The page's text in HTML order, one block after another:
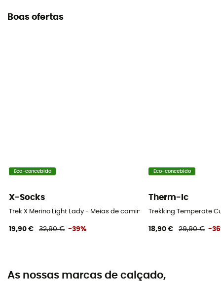
Boas ofertas
Eco-concebido
X-Socks
Trek X Merino Light Lady - Meias de caminhada mulher
19,90 € 32,90 € -39%
Eco-concebido
Therm-Ic
Trekking Temperate
18,90 € 29,90 € -
As nossas marcas de calçado,